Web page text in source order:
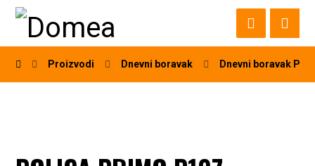
Proizvodi Dnevni boravak Dnevni boravak